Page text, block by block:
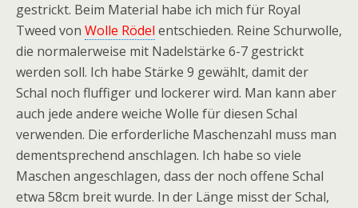
gestrickt. Beim Material habe ich mich für Royal
Tweed von Wolle Rödel entschieden. Reine Schurwolle,
die normalerweise mit Nadelstärke 6-7 gestrickt
werden soll. Ich habe Stärke 9 gewählt, damit der
Schal noch fluffiger und lockerer wird. Man kann aber
auch jede andere weiche Wolle für diesen Schal
verwenden. Die erforderliche Maschenzahl muss man
dementsprechend anschlagen. Ich habe so viele
Maschen angeschlagen, dass der noch offene Schal
etwa 58cm breit wurde. In der Länge misst der Schal,